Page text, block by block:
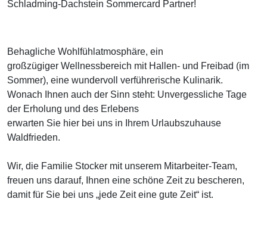
Schladming-Dachstein Sommercard Partner!
Behagliche Wohlfühlatmosphäre, ein
großzügiger Wellnessbereich mit Hallen- und Freibad (im
Sommer), eine wundervoll verführerische Kulinarik.
Wonach Ihnen auch der Sinn steht: Unvergessliche Tage
der Erholung und des Erlebens
erwarten Sie hier bei uns in Ihrem Urlaubszuhause
Waldfrieden.
Wir, die Familie Stocker mit unserem Mitarbeiter-Team,
freuen uns darauf, Ihnen eine schöne Zeit zu bescheren,
damit für Sie bei uns „jede Zeit eine gute Zeit“ ist.